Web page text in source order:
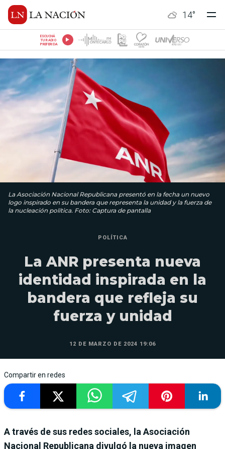
14°
ESCUCHÁ
TU RADIO
PREFERIDA
La Asociación Nacional Republicana presentó en la fecha un nuevo
logo inspirado en su bandera que representa la unidad y la fuerza de
la nucleación política. Foto: Captura de pantalla
POLÍTICA
La ANR presenta nueva
identidad inspirada en la
bandera que refleja su
fuerza y unidad
12 DE MARZO DE 2024 19:06
Compartir en redes
A través de sus redes sociales, la Asociación
Nacional Republicana divulgó la nueva imagen